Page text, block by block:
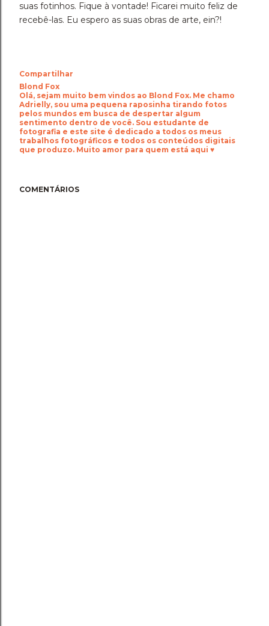
suas fotinhos. Fique à vontade! Ficarei muito feliz de
recebê-las. Eu espero as suas obras de arte, ein?!
Compartilhar
Blond Fox
Olá, sejam muito bem vindos ao Blond Fox. Me chamo
Adrielly, sou uma pequena raposinha tirando fotos
pelos mundos em busca de despertar algum
sentimento dentro de você. Sou estudante de
fotografia e este site é dedicado a todos os meus
trabalhos fotográficos e todos os conteúdos digitais
que produzo. Muito amor para quem está aqui ♥
COMENTÁRIOS